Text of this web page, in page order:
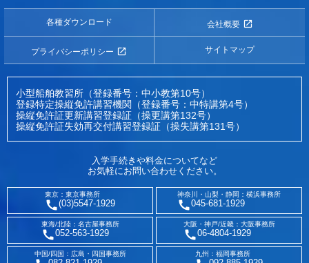
各種ダウンロード 会社概要
プライバシーポリシー サイトマップ
小型船舶教習所（登録番号：中小教第10号）
登録特定操縦免許講習機関（登録番号：中特講第4号）
操縦免許証更新講習登録証（操更講第132号）
操縦免許証失効再交付講習登録証（操失講第131号）
入学手続きや料金についてなど
お気軽にお問い合わせください。
東京：東京事務所
(03)5547-1929
神奈川・山梨・静岡：横浜事務所
045-681-1929
東海/北陸：名古屋事務所
052-563-1929
大阪・神戸/近畿：大阪事務所
06-4804-1929
中国/四国：広島・四国事務所 九州：福岡事務所